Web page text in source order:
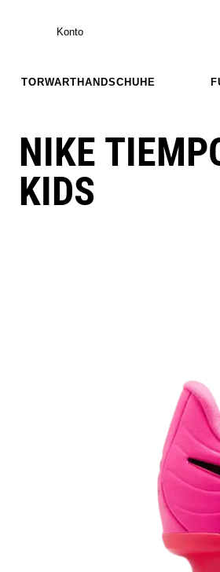
Konto
TORWARTHANDSCHUHE
NIKE
KIDS